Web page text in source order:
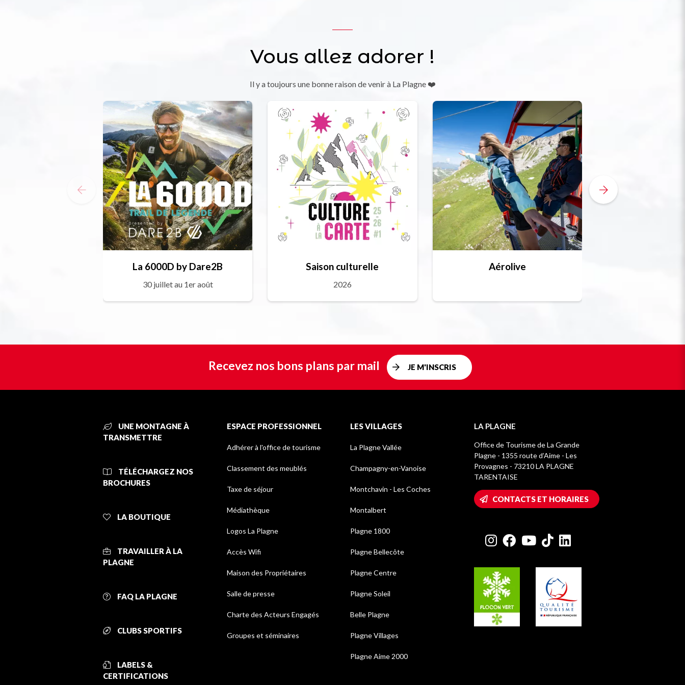
Vous allez adorer !
Il y a toujours une bonne raison de venir à La Plagne ❤️
La 6000D by Dare2B
30 juillet au 1er août
Saison culturelle
2026
Aérolive
Recevez nos bons plans par mail JE M'INSCRIS
UNE MONTAGNE À
TRANSMETTRE
TÉLÉCHARGEZ NOS
BROCHURES
LA BOUTIQUE
TRAVAILLER À LA
PLAGNE
FAQ LA PLAGNE
CLUBS SPORTIFS
LABELS &
CERTIFICATIONS
ESPACE PROFESSIONNEL
Adhérer à l'office de tourisme
Classement des meublés
Taxe de séjour
Médiathèque
Logos La Plagne
Accès Wifi
Maison des Propriétaires
Salle de presse
Charte des Acteurs Engagés
Groupes et séminaires
LES VILLAGES
La Plagne Vallée
Champagny-en-Vanoise
Montchavin - Les Coches
Montalbert
Plagne 1800
Plagne Bellecôte
Plagne Centre
Plagne Soleil
Belle Plagne
Plagne Villages
Plagne Aime 2000
LA PLAGNE
Office de Tourisme de La Grande
Plagne - 1355 route d’Aime - Les
Provagnes - 73210 LA PLAGNE
TARENTAISE
CONTACTS ET HORAIRES